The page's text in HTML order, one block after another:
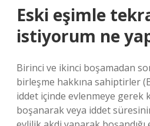
Eski eşimle
istiyorum ne
Birinci ve ikinci boşamadan
birleşme hakkına sahiptirler
iddet içinde evlenmeye gerek
boşanarak veya iddet